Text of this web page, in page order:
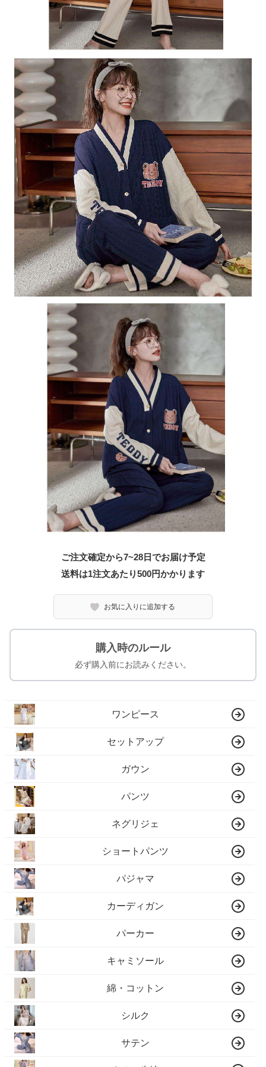
ご注文確定から7~28日でお届け予定
送料は1注文あたり500円かかります
お気に入りに追加する
購入時のルール
必ず購入前にお読みください。
ワンピース
セットアップ
ガウン
パンツ
ネグリジェ
ショートパンツ
パジャマ
カーディガン
パーカー
キャミソール
綿・コットン
シルク
サテン